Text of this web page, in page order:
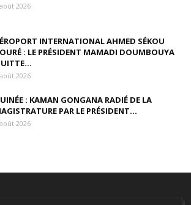
2026
INTERNATIONAL AHMED SÉKOU
: LE PRÉSIDENT MAMADI DOUMBOUYA
2026
: KAMAN GONGANA RADIÉ DE LA
PAR LE PRÉSIDENT...
2026